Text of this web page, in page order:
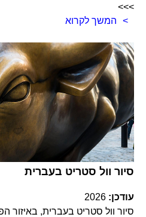
>>>
המשך לקרוא
סיור וול סטריט בעברית
עודכן: 2026
סיור וול סטריט בעברית, באיזור